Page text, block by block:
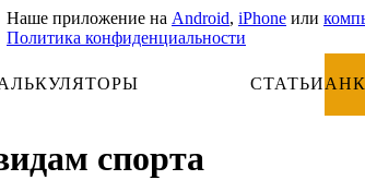
Наше приложение на Android, iPhone или
Политика конфиденциальности
СТАТЬИ
спорта